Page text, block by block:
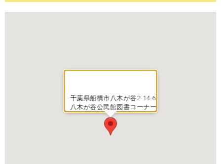
千葉県船橋市八木が谷2-14-6
八木が谷公民館図書コーナー